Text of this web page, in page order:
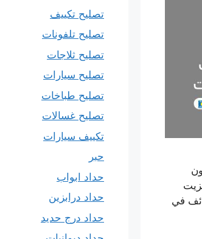
في
تصليح تكييف
تصليح تلفونات
تصليح ثلاجات
تصليح سيارات
تصليح طباخات
تصليح غسالات
تكييف سيارات
حبر
حداد ابواب
حداد درابزين
حداد درج حديد